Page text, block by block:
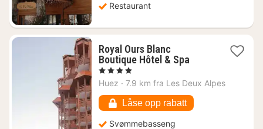
Restaurant
Royal Ours Blanc
Boutique Hôtel & Spa1
fra
kr.
, 4 Stjerner
Huez · 7.9 km fra Les Deux Alpes
Låse opp rabatt
Svømmebasseng